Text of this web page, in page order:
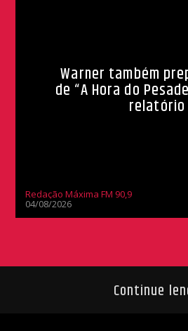
Warner também
de “A Hora do
relatório
Redação Máxima FM 90,9
04/08/2026
Continue